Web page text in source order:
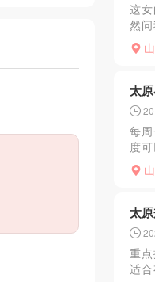
这
然
她
房
太
每
度
量
太
重
适